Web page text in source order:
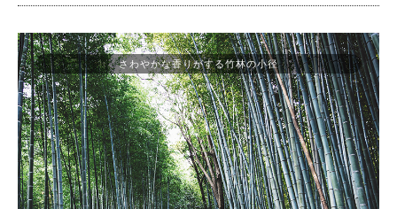
さわやかな香りがする竹林の小径